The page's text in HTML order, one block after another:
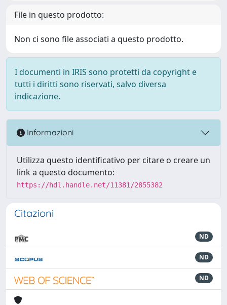
File in questo prodotto:
Non ci sono file associati a questo prodotto.
I documenti in IRIS sono protetti da copyright e
tutti i diritti sono riservati, salvo diversa
indicazione.
Informazioni
Utilizza questo identificativo per citare o creare un
link a questo documento:
https://hdl.handle.net/11381/2855382
Citazioni
ND
ND
ND